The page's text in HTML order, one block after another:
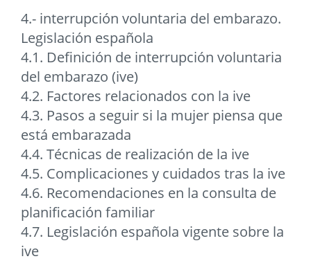
4.- interrupción voluntaria del embarazo.
Legislación española
4.1. Definición de interrupción voluntaria
del embarazo (ive)
4.2. Factores relacionados con la ive
4.3. Pasos a seguir si la mujer piensa que
está embarazada
4.4. Técnicas de realización de la ive
4.5. Complicaciones y cuidados tras la ive
4.6. Recomendaciones en la consulta de
planificación familiar
4.7. Legislación española vigente sobre la
ive